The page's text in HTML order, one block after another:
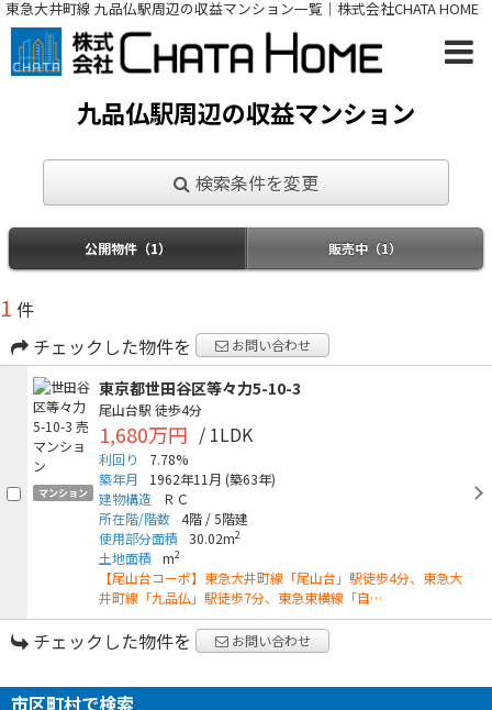
東急大井町線 九品仏駅周辺の収益マンション一覧｜株式会社CHATA HOME
九品仏駅周辺の収益マンション
検索条件を変更
公開物件（1） 販売中（1）
1 件
チェックした物件を
お問い合わせ
マンション
東京都世田谷区等々力5-10-3
尾山台駅 徒歩4分
1,680万円 / 1LDK
利回り
7.78%
築年月
1962年11月 (築63年)
建物構造
ＲＣ
所在階/階数 4階 /5階建
使用部分面積
30.02m2
土地面積 m2
【尾山台コーポ】東急大井町線「尾山台」駅徒歩4分、東急大
井町線「九品仏」駅徒歩7分、東急東横線「自…
チェックした物件を お問い合わせ
市区町村で検索